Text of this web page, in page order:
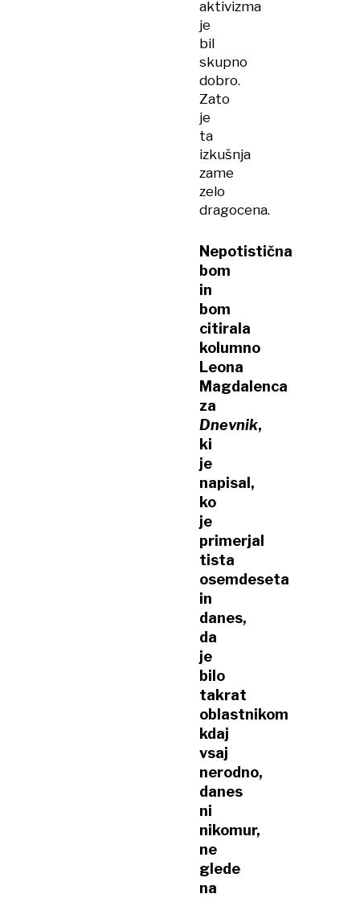
aktivizma
je
bil
skupno
dobro.
Zato
je
ta
izkušnja
zame
zelo
dragocena.
Nepotistična
bom
in
bom
citirala
kolumno
Leona
Magdalenca
za
Dnevnik,
ki
je
napisal,
ko
je
primerjal
tista
osemdeseta
in
danes,
da
je
bilo
takrat
oblastnikom
kdaj
vsaj
nerodno,
danes
ni
nikomur,
ne
glede
na